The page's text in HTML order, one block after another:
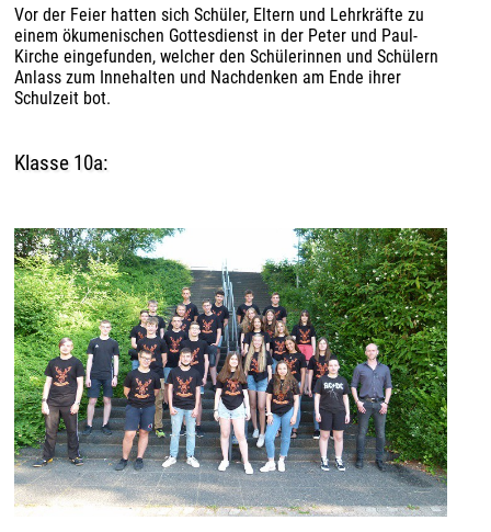
Vor der Feier hatten sich Schüler, Eltern und Lehrkräfte zu
einem ökumenischen Gottesdienst in der Peter und Paul-
Kirche eingefunden, welcher den Schülerinnen und Schülern
Anlass zum Innehalten und Nachdenken am Ende ihrer
Schulzeit bot.
Klasse 10a: